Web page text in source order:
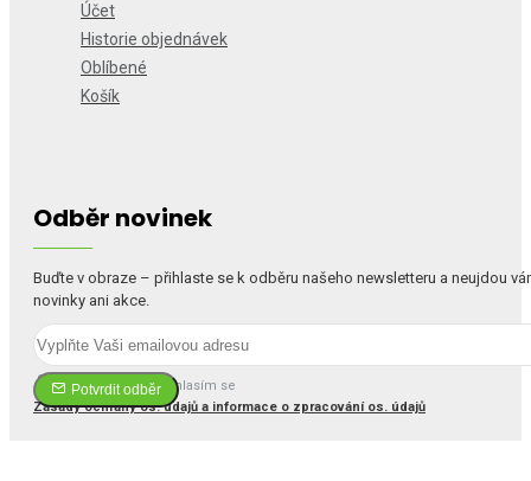
Účet
Historie objednávek
Oblíbené
Košík
Odběr novinek
Buďte v obraze – přihlaste se k odběru našeho newsletteru a neujdou
novinky ani akce.
Potvrdit odběr
Četl(a) jsem a souhlasím se
Zásady ochrany os. údajů a informace o zpracování os. údajů